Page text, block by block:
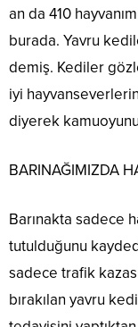
an da 410
burada. Yavru
demiş. Kediler
iyi
diyerek
BARINAĞIMIZDA
Barınakta sadece
tutulduğunu
sadece trafik
bırakılan yavru